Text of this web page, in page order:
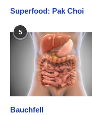
Superfood: Pak Choi
5
Bauchfell